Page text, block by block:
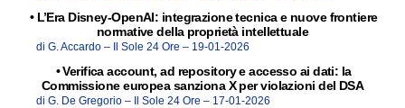
• L’Era Disney-OpenAI: integrazione tecnica e nuove frontiere
normative della proprietà intellettuale
di G. Accardo – Il Sole 24 Ore – 19-01-2026
•Verifica account, ad repository e accesso ai dati: la
Commissione europea sanziona X per violazioni del DSA
di G. De Gregorio – Il Sole 24 Ore – 17-01-2026